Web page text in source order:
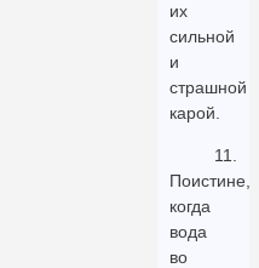
их
сильной
и
страшной
карой.
11.
Поистине,
когда
вода
во